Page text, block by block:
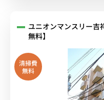
ユニオンマンスリー吉
無料】
清掃費
無料